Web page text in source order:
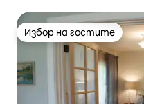
Избор на гостите
Избор на гостите